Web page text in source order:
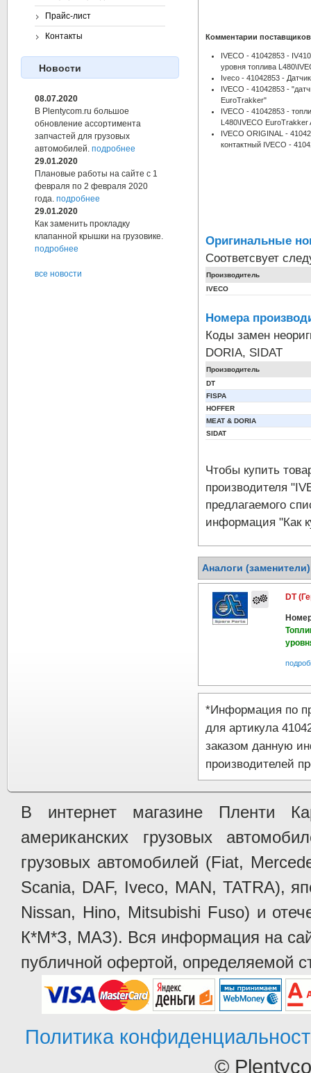
Комментарии
IVECO - 41042853 -
уровня топлива
Iveco - 41042853 -
IVECO - 41042853 -
EuroTrakker"
IVECO - 41042853 -
L480\IVECO EuroTrakker
IVECO ORIGINAL -
контактный IVECO -
Оригинальные
Соответсвует
Производитель
IVECO
Номера
Коды замен
DORIA, SIDAT
Производитель
DT
FISPA
HOFFER
MEAT & DORIA
SIDAT
Чтобы купить
производителя
предлагаемого
информация "Как
Аналоги
DT
*Информация по
для артикула
заказом данную
производителей
Прайс-лист
Контакты
Новости
08.07.2020
В Plentycom.ru большое
обновление ассортимента
запчастей для грузовых
автомобилей. подробнее
29.01.2020
Плановые работы на сайте с 1
февраля по 2 февраля 2020
года. подробнее
29.01.2020
Как заменить прокладку
клапанной крышки на грузовике.
подробнее
все новости
В интернет магазине Пленти
американских грузовых
грузовых автомобилей (Fiat,
Scania, DAF, Iveco, MAN, TATRA),
Nissan, Hino, Mitsubishi Fuso) и
К*М*З, МАЗ). Вся информация на
публичной офертой, определяемой
Политика
©